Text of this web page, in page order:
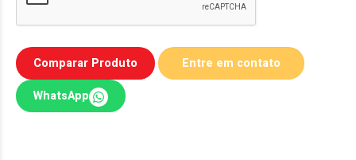
Comparar Produto
WhatsApp